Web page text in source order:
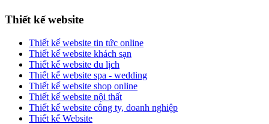
Thiết kế website
Thiết kế website tin tức online
Thiết kế website khách sạn
Thiết kế website du lịch
Thiết kế website spa - wedding
Thiết kế website shop online
Thiết kế website nội thất
Thiết kế website công ty, doanh nghiệp
Thiết kế Website